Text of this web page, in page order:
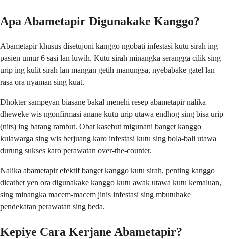
Apa Abametapir Digunakake Kanggo?
Abametapir khusus disetujoni kanggo ngobati infestasi kutu sirah ing
pasien umur 6 sasi lan luwih. Kutu sirah minangka serangga cilik sing
urip ing kulit sirah lan mangan getih manungsa, nyebabake gatel lan
rasa ora nyaman sing kuat.
Dhokter sampeyan biasane bakal menehi resep abametapir nalika
dheweke wis ngonfirmasi anane kutu urip utawa endhog sing bisa urip
(nits) ing batang rambut. Obat kasebut migunani banget kanggo
kulawarga sing wis berjuang karo infestasi kutu sing bola-bali utawa
durung sukses karo perawatan over-the-counter.
Nalika abametapir efektif banget kanggo kutu sirah, penting kanggo
dicathet yen ora digunakake kanggo kutu awak utawa kutu kemaluan,
sing minangka macem-macem jinis infestasi sing mbutuhake
pendekatan perawatan sing beda.
Kepiye Cara Kerjane Abametapir?